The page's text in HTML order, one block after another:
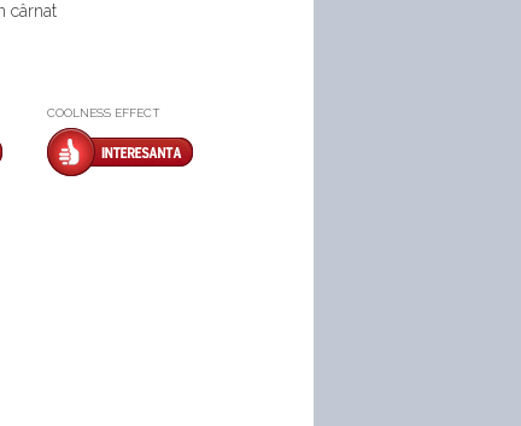
cârnat
COOLNESS EFFECT